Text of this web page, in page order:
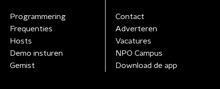
Programmering
Frequenties
Hosts
Demo insturen
Gemist
Contact
Adverteren
Vacatures
NPO Campus
Download de app